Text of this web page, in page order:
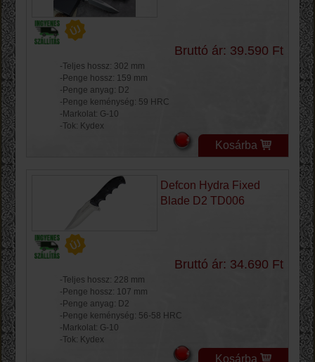
Bruttó ár: 39.590 Ft
-Teljes hossz: 302 mm
-Penge hossz: 159 mm
-Penge anyag: D2
-Penge keménység: 59 HRC
-Markolat: G-10
-Tok: Kydex
Kosárba
Defcon Hydra Fixed
Blade D2 TD006
Bruttó ár: 34.690 Ft
-Teljes hossz: 228 mm
-Penge hossz: 107 mm
-Penge anyag: D2
-Penge keménység: 56-58 HRC
-Markolat: G-10
-Tok: Kydex
Kosárba